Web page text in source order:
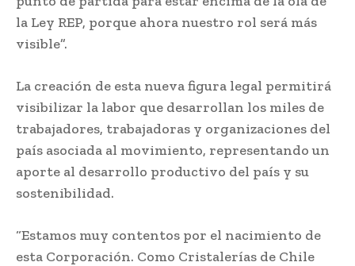
la Ley REP, porque ahora nuestro rol será más
visible”.
La creación de esta nueva figura legal permitirá
visibilizar la labor que desarrollan los miles de
trabajadores, trabajadoras y organizaciones del
país asociada al movimiento, representando un
aporte al desarrollo productivo del país y su
sostenibilidad.
“Estamos muy contentos por el nacimiento de
esta Corporación. Como Cristalerías de Chile